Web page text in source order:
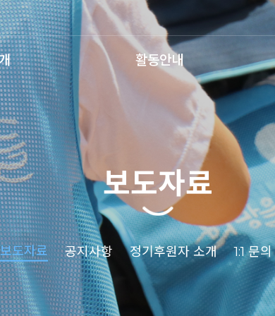
활동안내
보도자료
보도자료 공지사항 정기후원자 소개 1:1 문의